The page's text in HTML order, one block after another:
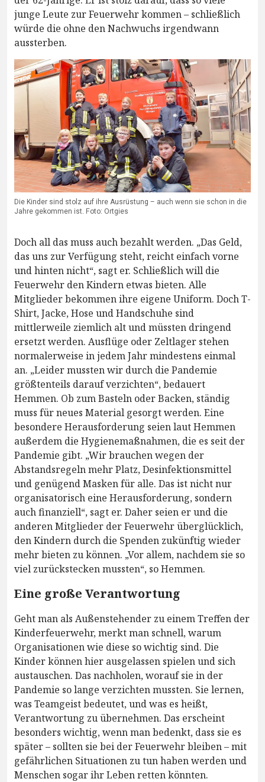
junge Leute zur Feuerwehr kommen – schließlich
würde die ohne den Nachwuchs irgendwann
aussterben.
Die Kinder sind stolz auf ihre Ausrüstung – auch wenn sie schon in die
Jahre gekommen ist. Foto: Ortgies
Doch all das muss auch bezahlt werden. „Das Geld,
das uns zur Verfügung steht, reicht einfach vorne
und hinten nicht“, sagt er. Schließlich will die
Feuerwehr den Kindern etwas bieten. Alle
Mitglieder bekommen ihre eigene Uniform. Doch T-
Shirt, Jacke, Hose und Handschuhe sind
mittlerweile ziemlich alt und müssten dringend
ersetzt werden. Ausflüge oder Zeltlager stehen
normalerweise in jedem Jahr mindestens einmal
an. „Leider mussten wir durch die Pandemie
größtenteils darauf verzichten“, bedauert
Hemmen. Ob zum Basteln oder Backen, ständig
muss für neues Material gesorgt werden. Eine
besondere Herausforderung seien laut Hemmen
außerdem die Hygienemaßnahmen, die es seit der
Pandemie gibt. „Wir brauchen wegen der
Abstandsregeln mehr Platz, Desinfektionsmittel
und genügend Masken für alle. Das ist nicht nur
organisatorisch eine Herausforderung, sondern
auch finanziell“, sagt er. Daher seien er und die
anderen Mitglieder der Feuerwehr überglücklich,
den Kindern durch die Spenden zukünftig wieder
mehr bieten zu können. „Vor allem, nachdem sie so
viel zurückstecken mussten“, so Hemmen.
Eine große Verantwortung
Geht man als Außenstehender zu einem Treffen der
Kinderfeuerwehr, merkt man schnell, warum
Organisationen wie diese so wichtig sind. Die
Kinder können hier ausgelassen spielen und sich
austauschen. Das nachholen, worauf sie in der
Pandemie so lange verzichten mussten. Sie lernen,
was Teamgeist bedeutet, und was es heißt,
Verantwortung zu übernehmen. Das erscheint
besonders wichtig, wenn man bedenkt, dass sie es
später – sollten sie bei der Feuerwehr bleiben – mit
gefährlichen Situationen zu tun haben werden und
Menschen sogar ihr Leben retten könnten.